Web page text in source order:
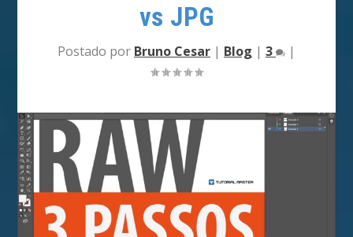
vs JPG
Postado por Bruno Cesar | Blog | 3 |